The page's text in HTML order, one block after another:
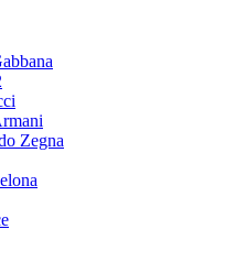
Zegna